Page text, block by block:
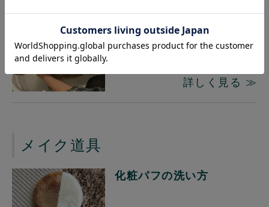
ペット
とれるNo.1でペットシャ
詳しく見る ≫
メイク道具
化粧パフの洗い方